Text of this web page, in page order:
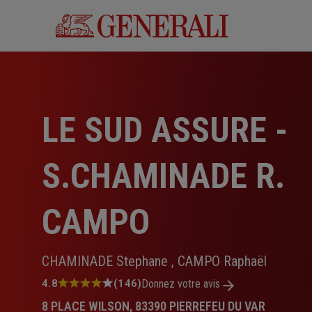
LE SUD ASSURE -
S.CHAMINADE R.
CAMPO
CHAMINADE Stephane , CAMPO Raphaël
Note
4.8 (146)Donnez votre avis
8 PLACE WILSON, 83390 PIERREFEU DU VAR